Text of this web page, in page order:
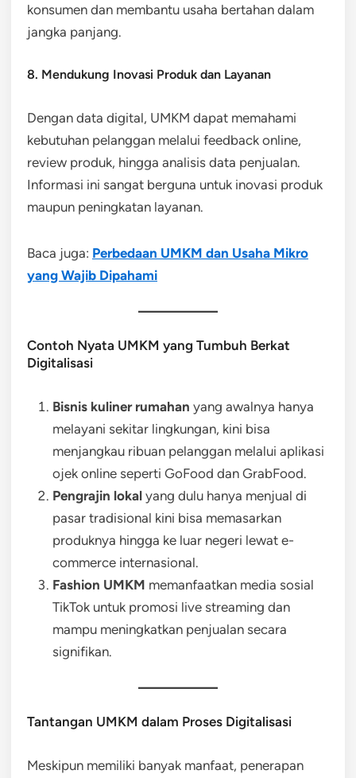
konsumen dan membantu usaha bertahan dalam
jangka panjang.
8. Mendukung Inovasi Produk dan Layanan
Dengan data digital, UMKM dapat memahami
kebutuhan pelanggan melalui feedback online,
review produk, hingga analisis data penjualan.
Informasi ini sangat berguna untuk inovasi produk
maupun peningkatan layanan.
Baca juga: Perbedaan UMKM dan Usaha Mikro
yang Wajib Dipahami
Contoh Nyata UMKM yang Tumbuh Berkat
Digitalisasi
Bisnis kuliner rumahan yang awalnya hanya
melayani sekitar lingkungan, kini bisa
menjangkau ribuan pelanggan melalui aplikasi
ojek online seperti GoFood dan GrabFood.
Pengrajin lokal yang dulu hanya menjual di
pasar tradisional kini bisa memasarkan
produknya hingga ke luar negeri lewat e-
commerce internasional.
Fashion UMKM memanfaatkan media sosial
TikTok untuk promosi live streaming dan
mampu meningkatkan penjualan secara
signifikan.
Tantangan UMKM dalam Proses Digitalisasi
Meskipun memiliki banyak manfaat, penerapan